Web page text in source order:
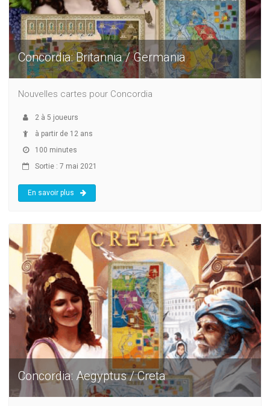
Concordia: Britannia / Germania
Nouvelles cartes pour Concordia
2 à 5 joueurs
à partir de 12 ans
100 minutes
Sortie : 7 mai 2021
En savoir plus
Concordia: Aegyptus / Creta